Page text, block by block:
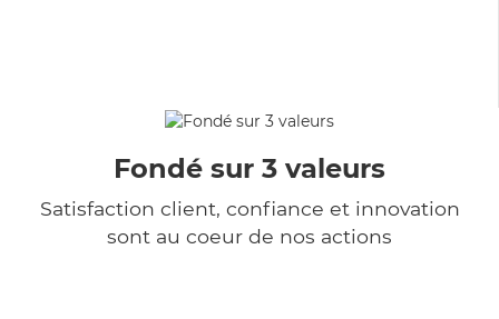
Fondé sur 3 valeurs
Satisfaction client, confiance et innovation
sont au coeur de nos actions